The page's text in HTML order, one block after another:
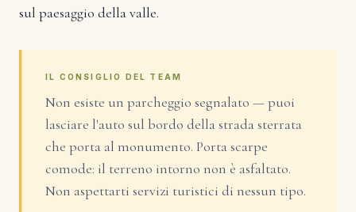
sul paesaggio della valle.
IL CONSIGLIO DEL TEAM
Non esiste un parcheggio segnalato — puoi
lasciare l'auto sul bordo della strada sterrata
che porta al monumento. Porta scarpe
comode: il terreno intorno non è asfaltato.
Non aspettarti servizi turistici di nessun tipo.